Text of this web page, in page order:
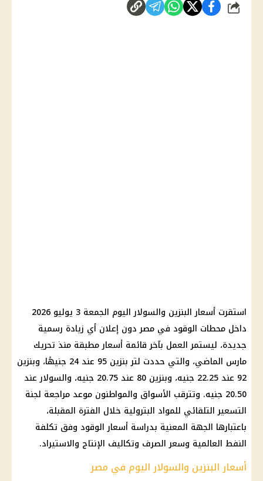
شارك
استقرت أسعار البنزين والسولار اليوم الجمعة 3 يوليو 2026
داخل محطات الوقود في مصر دون إعلان أي زيادة رسمية
جديدة، ليستمر العمل بآخر قائمة أسعار مطبقة منذ تحريك
مارس الماضي، والتي حددت لتر بنزين 95 عند 24 جنيهًا، وبنزين
92 عند 22.25 جنيه، وبنزين 80 عند 20.75 جنيه، والسولار عند
20.50 جنيه. وتترقب الأسواق والمواطنون موعد مراجعة لجنة
التسعير التلقائي للمواد البترولية خلال الفترة المقبلة،
باعتبارها الجهة المعنية بدراسة أسعار الوقود وفق تكلفة
النفط العالمية وسعر الصرف وتكاليف الإنتاج والاستيراد.
أسعار البنزين والسولار اليوم في مصر